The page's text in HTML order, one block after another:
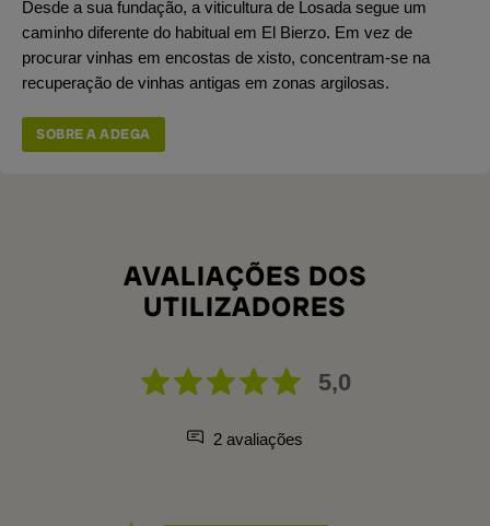
Desde a sua fundação, a viticultura de Losada segue um
caminho diferente do habitual em El Bierzo. Em vez de
procurar vinhas em encostas de xisto, concentram-se na
recuperação de vinhas antigas em zonas argilosas.
SOBRE A ADEGA
AVALIAÇÕES DOS
UTILIZADORES
5,0
2 avaliações